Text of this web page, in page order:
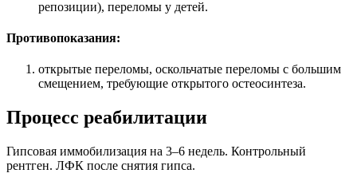
репозиции), переломы у детей.
Противопоказания:
открытые переломы, оскольчатые переломы с большим
смещением, требующие открытого остеосинтеза.
Процесс реабилитации
Гипсовая иммобилизация на 3–6 недель. Контрольный
рентген. ЛФК после снятия гипса.